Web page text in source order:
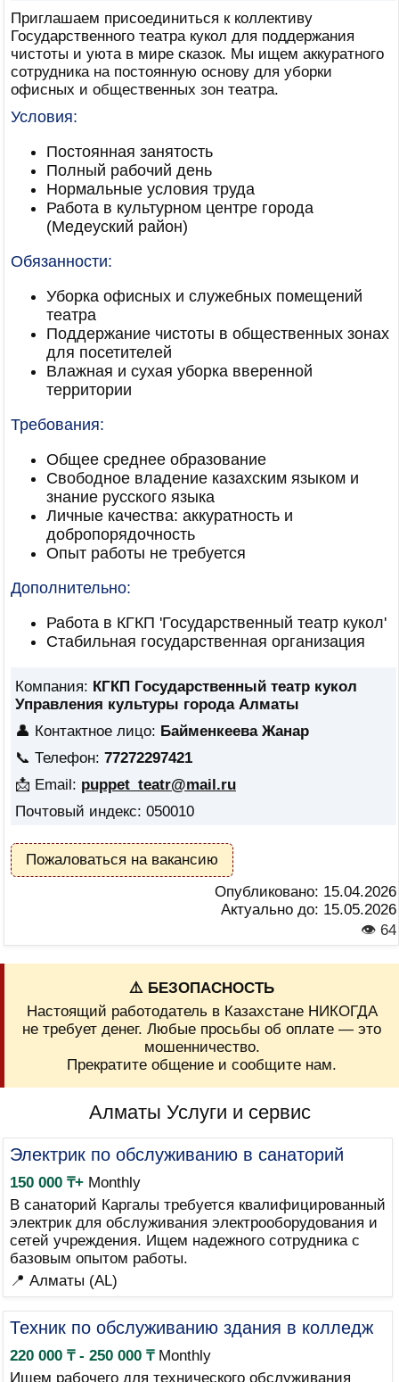
Приглашаем присоединиться к коллективу
Государственного театра кукол для поддержания
чистоты и уюта в мире сказок. Мы ищем аккуратного
сотрудника на постоянную основу для уборки
офисных и общественных зон театра.
Условия:
Постоянная занятость
Полный рабочий день
Нормальные условия труда
Работа в культурном центре города
(Медеуский район)
Обязанности:
Уборка офисных и служебных помещений
театра
Поддержание чистоты в общественных зонах
для посетителей
Влажная и сухая уборка вверенной
территории
Требования:
Общее среднее образование
Свободное владение казахским языком и
знание русского языка
Личные качества: аккуратность и
добропорядочность
Опыт работы не требуется
Дополнительно:
Работа в КГКП 'Государственный театр кукол'
Стабильная государственная организация
Компания: КГКП Государственный театр кукол
Управления культуры города Алматы
👤 Контактное лицо: Байменкеева Жанар
📞 Телефон: 77272297421
📩 Email: puppet_teatr@mail.ru
Почтовый индекс: 050010
Пожаловаться на вакансию
Опубликовано: 15.04.2026
Актуально до: 15.05.2026
👁 64
⚠️ БЕЗОПАСНОСТЬ
Настоящий работодатель в Казахстане НИКОГДА
не требует денег. Любые просьбы об оплате — это
мошенничество.
Прекратите общение и сообщите нам.
Алматы Услуги и сервис
Электрик по обслуживанию в санаторий
150 000 ₸+Monthly
В санаторий Каргалы требуется квалифицированный
электрик для обслуживания электрооборудования и
сетей учреждения. Ищем надежного сотрудника с
базовым опытом работы.
📍 Алматы (AL)
Техник по обслуживанию здания в колледж
220 000 ₸ - 250 000 ₸Monthly
Ищем рабочего для технического обслуживания